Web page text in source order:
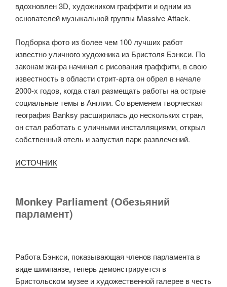
вдохновлен 3D, художником граффити и одним из
основателей музыкальной группы Massive Attack.
Подборка фото из более чем 100 лучших работ
известно уличного художника из Бристоля Бэнкси. По
законам жанра начинал с рисования граффити, в свою
известность в области стрит-арта он обрел в начале
2000-х годов, когда стал размещать работы на острые
социальные темы в Англии. Со временем творческая
география Banksy расширилась до нескольких стран,
он стал работать с уличными инсталляциями, открыл
собственный отель и запустил парк развлечений.
ИСТОЧНИК
Monkey Parliament (Обезьяний
парламент)
Работа Бэнкси, показывающая членов парламента в
виде шимпанзе, теперь демонстрируется в
Бристольском музее и художественной галерее в честь